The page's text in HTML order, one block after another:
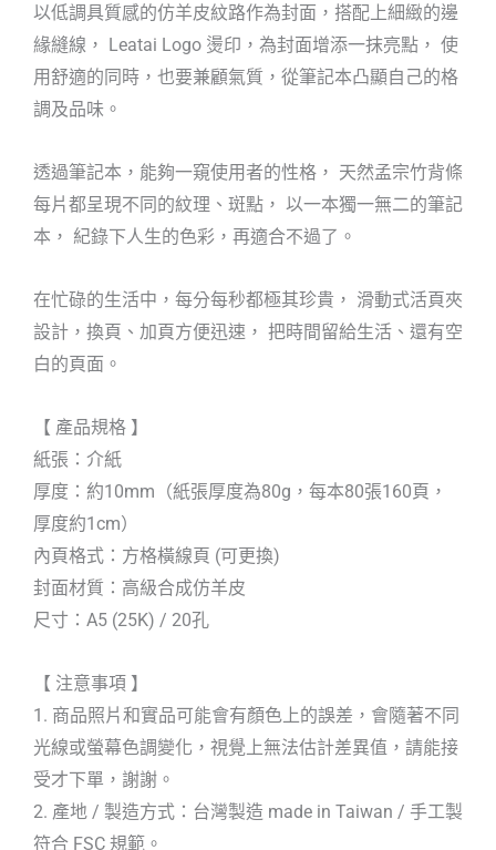
以低調具質感的仿羊皮紋路作為封面，搭配上細緻的邊
緣縫線， Leatai Logo 燙印，為封面增添一抹亮點， 使
用舒適的同時，也要兼顧氣質，從筆記本凸顯自己的格
調及品味。
透過筆記本，能夠一窺使用者的性格， 天然孟宗竹背條
每片都呈現不同的紋理、斑點， 以一本獨一無二的筆記
本， 紀錄下人生的色彩，再適合不過了。
在忙碌的生活中，每分每秒都極其珍貴， 滑動式活頁夾
設計，換頁、加頁方便迅速， 把時間留給生活、還有空
白的頁面。
【 產品規格 】
紙張：介紙
厚度：約10mm（紙張厚度為80g，每本80張160頁，
厚度約1cm）
內頁格式：方格橫線頁 (可更換)
封面材質：高級合成仿羊皮
尺寸：A5 (25K) / 20孔
【 注意事項 】
1. 商品照片和實品可能會有顏色上的誤差，會隨著不同
光線或螢幕色調變化，視覺上無法估計差異值，請能接
受才下單，謝謝。
2. 產地 / 製造方式：台灣製造 made in Taiwan / 手工製
符合 FSC 規範。